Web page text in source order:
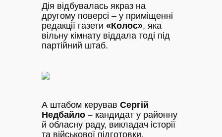
Дія відбувалась якраз на
другому поверсі – у приміщенні
редакції газети «Колос», яка
вільну кімнату віддала тоді під
партійний штаб.
А штабом керував Сергій
Недбайло – кандидат у районну
й обласну раду, викладач історії
та військової підготовки.